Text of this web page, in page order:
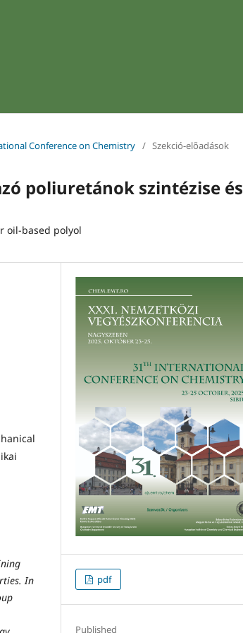
Conference on Chemistry / Szekció-előadások
poliuretánok szintézise és
oil-based polyol
In
pdf
Published